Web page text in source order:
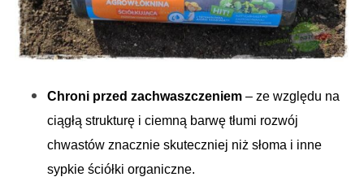
Chroni przed zachwaszczeniem– ze względu na
ciągłą strukturę i ciemną barwę tłumi rozwój
chwastów znacznie skuteczniej niż słoma i inne
sypkie ściółki organiczne.